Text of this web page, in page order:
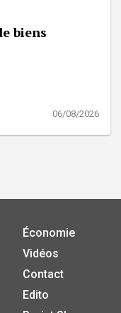
biens
06/08/2026
Économie
Vidéos
Contact
Edito